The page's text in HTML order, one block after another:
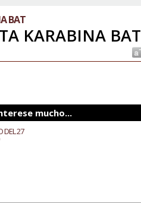
BAT
KARABINA BAT
mucho...
DEL 27